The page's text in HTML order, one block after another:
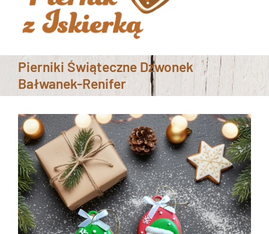
Pierniki Świąteczne Dzwonek
Bałwanek-Renifer